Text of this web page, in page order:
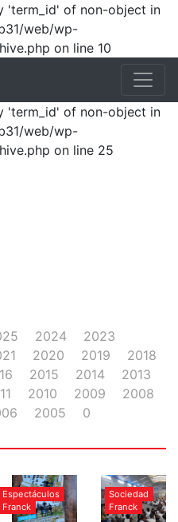
'term_id' of non-object in
web/wp-
on line 10
'term_id' of non-object in
web/wp-
on line 25
2024
2023
2020 2019
2018
2015 2014
2013
2010 2009
2008
2005 0
Espectáculos
Franck
Sociedad
Franck